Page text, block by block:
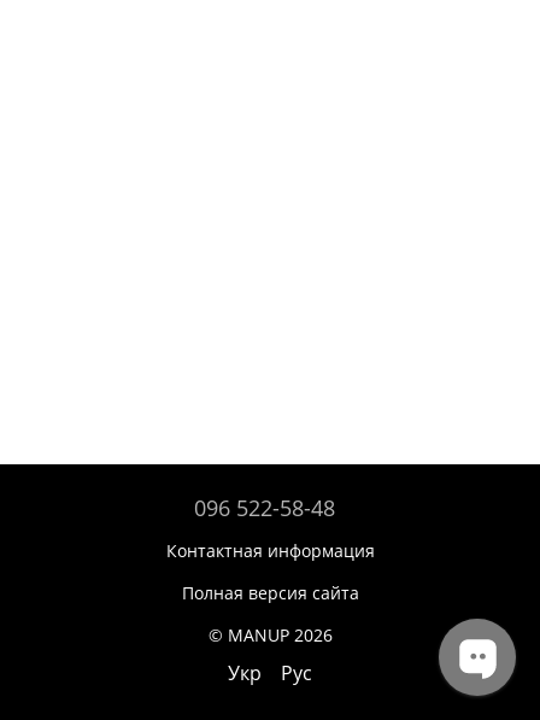
096 522-58-48
Контактная информация
Полная версия сайта
© MANUP 2026
Укр Рус